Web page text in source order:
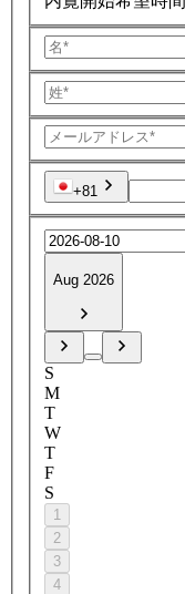
+81
Aug 2026
S
M
T
W
T
F
S
1
2
3
4